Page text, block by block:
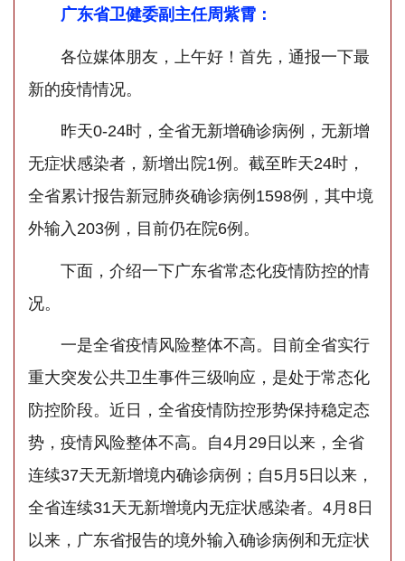
广东省卫健委副主任周紫霄：
各位媒体朋友，上午好！首先，通报一下最
新的疫情情况。
昨天0-24时，全省无新增确诊病例，无新增
无症状感染者，新增出院1例。截至昨天24时，
全省累计报告新冠肺炎确诊病例1598例，其中境
外输入203例，目前仍在院6例。
下面，介绍一下广东省常态化疫情防控的情
况。
一是全省疫情风险整体不高。目前全省实行
重大突发公共卫生事件三级响应，是处于常态化
防控阶段。近日，全省疫情防控形势保持稳定态
势，疫情风险整体不高。自4月29日以来，全省
连续37天无新增境内确诊病例；自5月5日以来，
全省连续31天无新增境内无症状感染者。4月8日
以来，广东省报告的境外输入确诊病例和无症状